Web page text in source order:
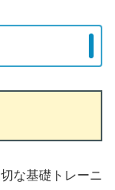
な基礎トレーニ